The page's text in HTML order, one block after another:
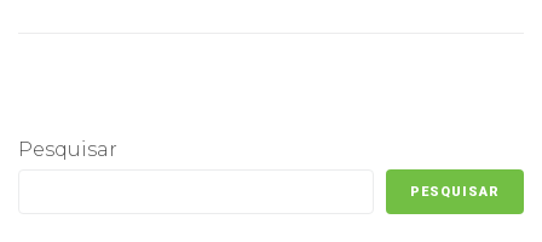
Pesquisar
PESQUISAR